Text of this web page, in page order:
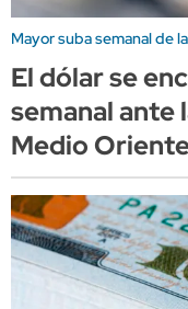
Mayor suba semanal de
El dólar se
semanal ante
Medio